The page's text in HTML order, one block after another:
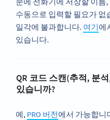
수동으로 입력할 필요가 없
일각에 불과합니다. 여기에
있습니다.
QR 코드 스캔(추적, 분
있습니까?
예, PRO 버전에서 가능합니